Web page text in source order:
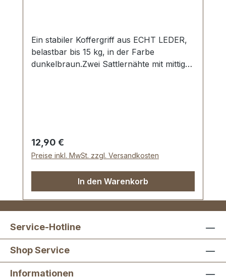
Ein stabiler Koffergriff aus ECHT LEDER,
belastbar bis 15 kg, in der Farbe
dunkelbraun.Zwei Sattlernähte mit mittig
Griff mit vormontierten Griffringen2 Stück
Befestigungsplatten
Regulärer Preis:
12,90 €
Preise inkl. MwSt. zzgl. Versandkosten
In den Warenkorb
Service-Hotline
Shop Service
Informationen